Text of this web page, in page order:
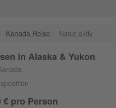
Kanada Reise Natur aktiv
in Alaska & Yukon
€ pro Person